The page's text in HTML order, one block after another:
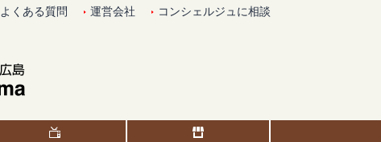
よくある質問 運営会社 コンシェルジュに相談